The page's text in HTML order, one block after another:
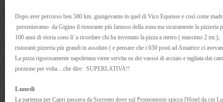
Dopo aver percorso ben 580 km. giungevamo in quel di Vico Equense e così come
presentavamo da Gigino il ristorante più famoso della zona ma sicuramente la pizzeria
100 anni di storia sono li' a ricordare chi ha inventato la pizza a metro ( massimo 2
ristoranti pizzeria più grandi in assoluto ( e pensare che i 650 posti ad Amatrice ci
La pizza rigorosamente napoletana viene servita su dei vassoi di acciaio e tagliata dai
porzione per volta....che dire: SUPERLATIVA!!
Lunedi
La partenza per Capri passava da Sorrento dove sul Promontorio spicca l'Hotel da cui